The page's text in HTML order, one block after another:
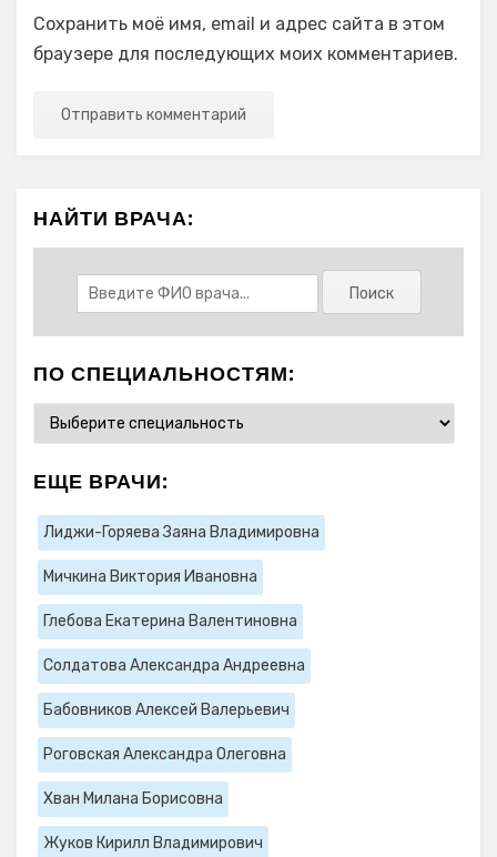
Сохранить моё имя, email и адрес сайта в этом
браузере для последующих моих комментариев.
НАЙТИ ВРАЧА:
ПО СПЕЦИАЛЬНОСТЯМ:
ЕЩЕ ВРАЧИ:
Лиджи-Горяева Заяна Владимировна
Мичкина Виктория Ивановна
Глебова Екатерина Валентиновна
Солдатова Александра Андреевна
Бабовников Алексей Валерьевич
Роговская Александра Олеговна
Хван Милана Борисовна
Жуков Кирилл Владимирович